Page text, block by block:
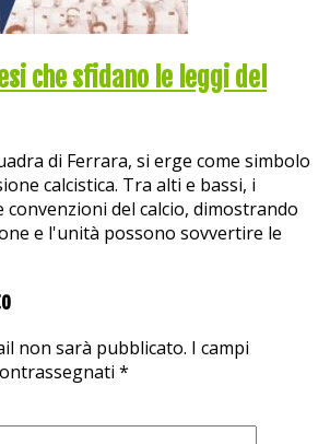
che sfidano le leggi del
di Ferrara, si erge come simbolo
calcistica. Tra alti e bassi, i
del calcio, dimostrando
e l'unità possono sovvertire le
non sarà pubblicato. I campi
*